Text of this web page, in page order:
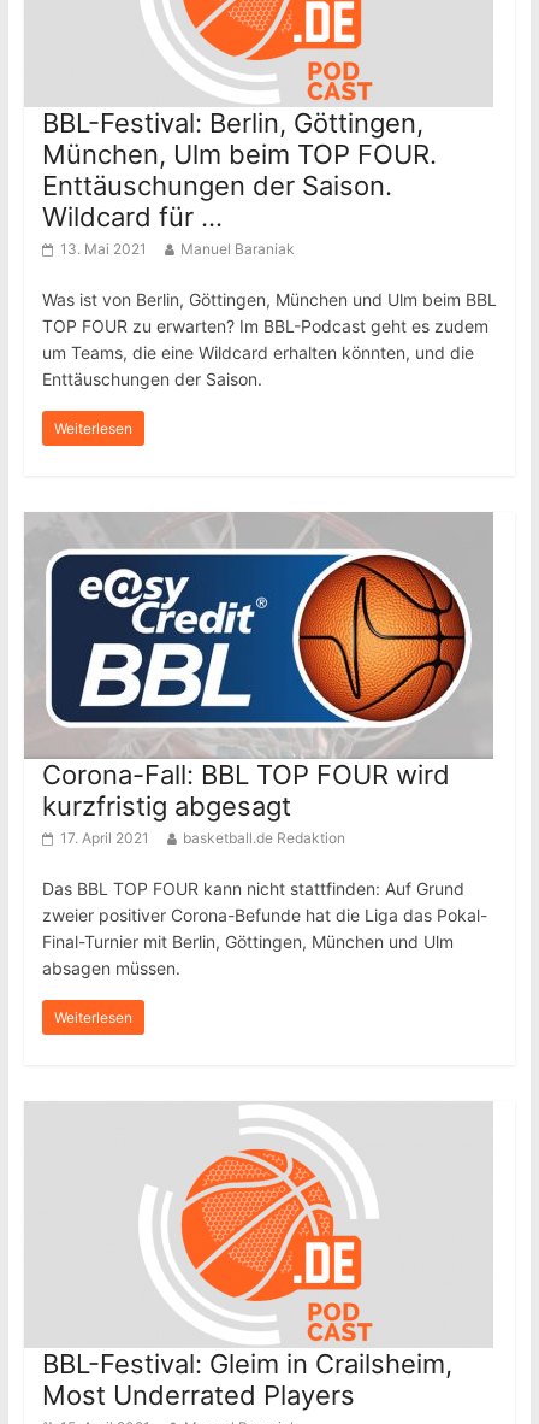
BBL-Festival: Berlin, Göttingen,
München, Ulm beim TOP FOUR.
Enttäuschungen der Saison.
Wildcard für …
13. Mai 2021 Manuel Baraniak
Was ist von Berlin, Göttingen, München und Ulm beim BBL
TOP FOUR zu erwarten? Im BBL-Podcast geht es zudem
um Teams, die eine Wildcard erhalten könnten, und die
Enttäuschungen der Saison.
Weiterlesen
Corona-Fall: BBL TOP FOUR wird
kurzfristig abgesagt
17. April 2021 basketball.de Redaktion
Das BBL TOP FOUR kann nicht stattfinden: Auf Grund
zweier positiver Corona-Befunde hat die Liga das Pokal-
Final-Turnier mit Berlin, Göttingen, München und Ulm
absagen müssen.
Weiterlesen
BBL-Festival: Gleim in Crailsheim,
Most Underrated Players